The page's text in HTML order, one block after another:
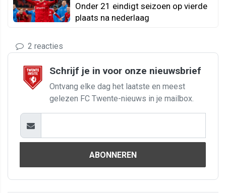
Onder 21 eindigt seizoen op vierde
plaats na nederlaag
2 reacties
Schrijf je in voor onze nieuwsbrief
Ontvang elke dag het laatste en meest
gelezen FC Twente-nieuws in je mailbox.
ABONNEREN